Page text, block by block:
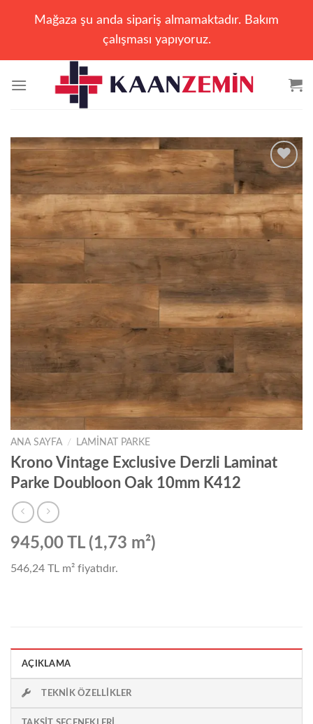
Mağaza şu anda sipariş almamaktadır. Bakım
çalışması yapıyoruz.
atla
Add to
wishlist
ANA SAYFA / LAMINAT PARKE
Krono Vintage Exclusive Derzli Laminat
Parke Doubloon Oak 10mm K412
945,00 TL (1,73 m²)
546,24 TL m² fiyatıdır.
AÇIKLAMA
TEKNIK ÖZELLIKLER